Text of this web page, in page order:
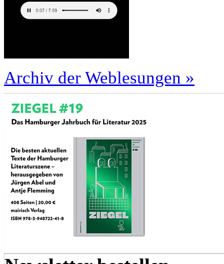
Archiv der Weblesungen »